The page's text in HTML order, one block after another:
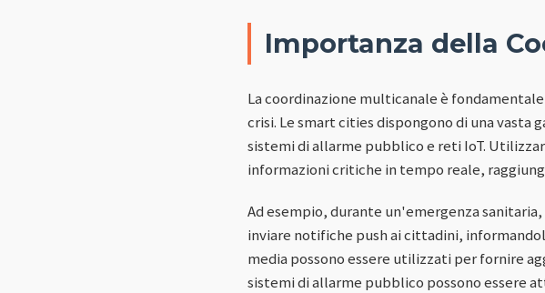
Importanza della
La coordinazione multicanale è
crisi. Le smart cities dispongono di una vasta
sistemi di allarme pubblico e reti IoT.
informazioni critiche in tempo reale,
Ad esempio, durante un'emergenza
inviare notifiche push ai cittadini,
media possono essere utilizzati per fornire
sistemi di allarme pubblico possono essere